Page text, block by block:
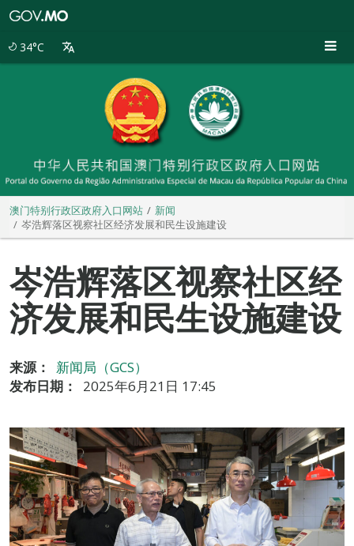
34°C
澳门特别行政区政府入口网站
新闻
岑浩辉落区视察社区经济发展和民生设施建设
岑浩辉落区视察社区经
济发展和民生设施建设
来源：
新闻局（GCS）
发布日期：
2025年6月21日 17:45